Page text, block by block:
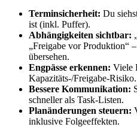
Terminsicherheit: Du
ist (inkl. Puffer).
Abhängigkeiten sichtbar:
„Freigabe vor Produktion“
übersehen.
Engpässe erkennen: Viele
Kapazitäts-/Freigabe-Risiko.
Bessere Kommunikation:
schneller als Task-Listen.
Planänderungen steuern:
inklusive Folgeeffekten.